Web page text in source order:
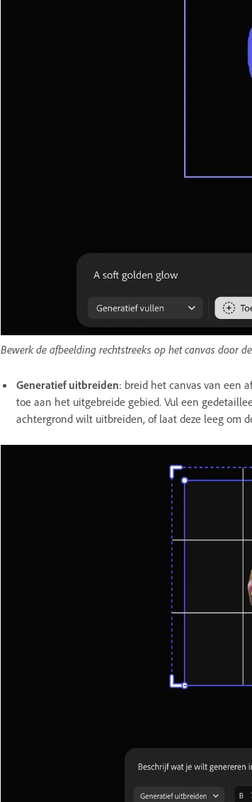
Bewerk de afbeelding rechtstreeks op het canvas door
Generatief uitbreiden: breid het canvas van een
toe aan het uitgebreide gebied. Vul een
achtergrond wilt uitbreiden, of laat deze leeg om